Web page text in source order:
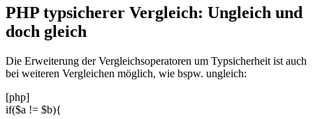
PHP typsicherer Vergleich: Ungleich und
doch gleich
Die Erweiterung der Vergleichsoperatoren um Typsicherheit ist auch
bei weiteren Vergleichen möglich, wie bspw. ungleich:
[php]
if($a != $b){